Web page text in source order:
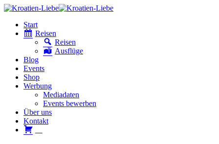
Start
Reisen
Reisen
Ausflüge
Blog
Events
Shop
Werbung
Mediadaten
Events bewerben
Über uns
Kontakt